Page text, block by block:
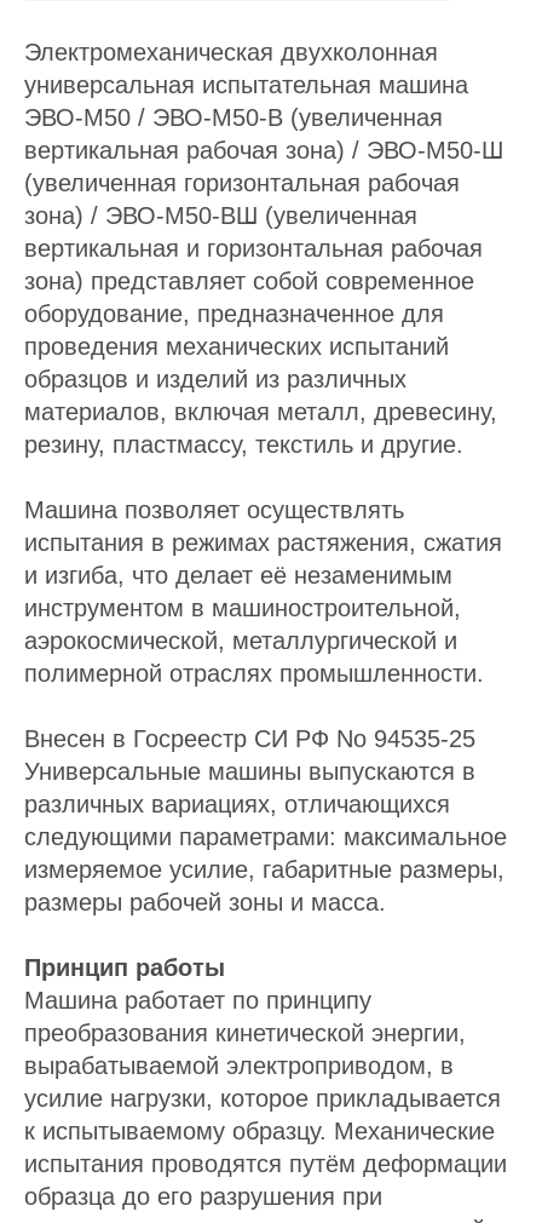
Электромеханическая двухколонная
универсальная испытательная машина
ЭВО-М50 / ЭВО-М50-В (увеличенная
вертикальная рабочая зона) / ЭВО-М50-Ш
(увеличенная горизонтальная рабочая
зона) / ЭВО-М50-ВШ (увеличенная
вертикальная и горизонтальная рабочая
зона) представляет собой современное
оборудование, предназначенное для
проведения механических испытаний
образцов и изделий из различных
материалов, включая металл, древесину,
резину, пластмассу, текстиль и другие.
Машина позволяет осуществлять
испытания в режимах растяжения, сжатия
и изгиба, что делает её незаменимым
инструментом в машиностроительной,
аэрокосмической, металлургической и
полимерной отраслях промышленности.
Внесен в Госреестр СИ РФ No 94535-25
Универсальные машины выпускаются в
различных вариациях, отличающихся
следующими параметрами: максимальное
измеряемое усилие, габаритные размеры,
размеры рабочей зоны и масса.
Принцип работы
Машина работает по принципу
преобразования кинетической энергии,
вырабатываемой электроприводом, в
усилие нагрузки, которое прикладывается
к испытываемому образцу. Механические
испытания проводятся путём деформации
образца до его разрушения при